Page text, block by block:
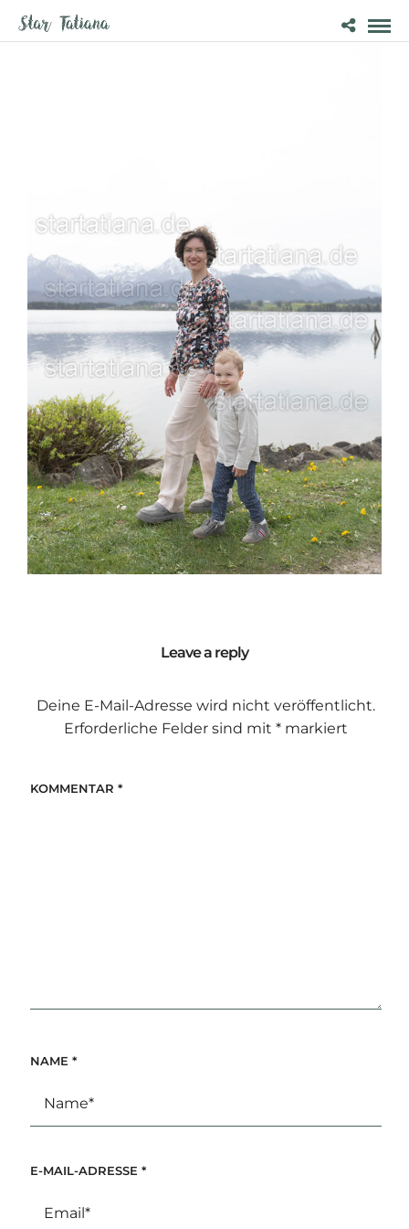
Leave a reply
Deine E-Mail-Adresse wird nicht veröffentlicht.
Erforderliche Felder sind mit *markiert
KOMMENTAR *
NAME *
E-MAIL-ADRESSE *